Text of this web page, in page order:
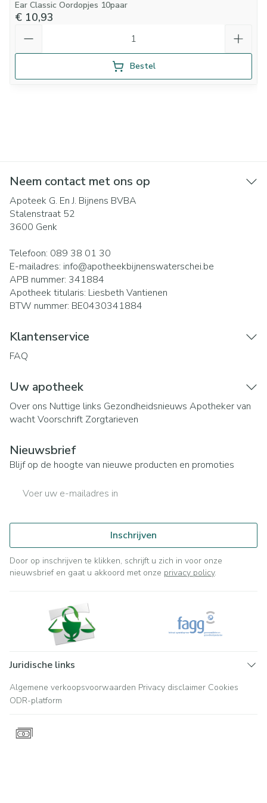
Ear Classic Oordopjes 10paar
€ 10,93
Bestel
Neem contact met ons op
Apoteek G. En J. Bijnens BVBA
Stalenstraat 52
3600 Genk
Telefoon: 089 38 01 30
E-mailadres: info@apotheekbijnenswaterschei.be
APB nummer: 341884
Apotheek titularis: Liesbeth Vantienen
BTW nummer: BE0430341884
Klantenservice
FAQ
Uw apotheek
Over ons Nuttige links Gezondheidsnieuws Apotheker van
wachtVoorschrift Zorgtarieven
Nieuwsbrief
Blijf op de hoogte van nieuwe producten en promoties
Inschrijven
Door op inschrijven te klikken, schrijft u zich in voor onze
nieuwsbrief en gaat u akkoord met onze privacy policy.
Juridische links
Algemene verkoopsvoorwaarden Privacy disclaimer Cookies
ODR-platform